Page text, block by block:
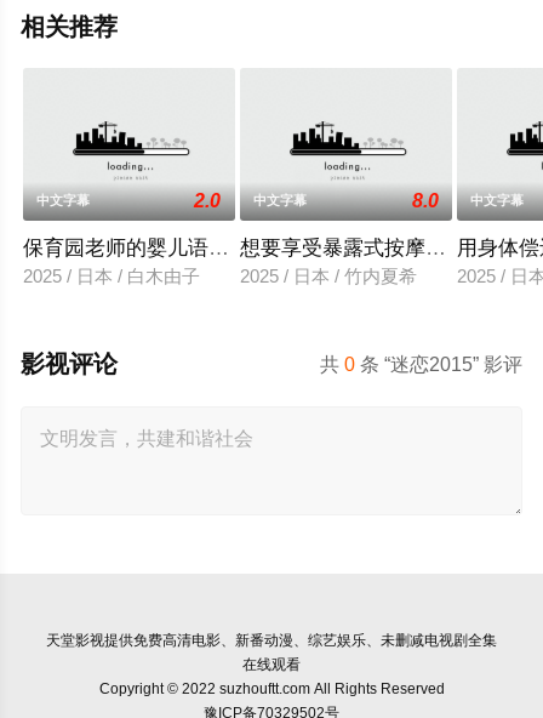
相关推荐
中文字幕 2.0
保育园老师的婴儿语让人超兴奋
2025 / 日本 / 白木由子
中文字幕 8.0
想要享受暴露式按摩的已婚女子
2025 / 日本 / 竹内夏希
中文字幕
用身体
2025 / 日
共0 条 “迷恋2015” 影评
影视评论
天堂影视提供免费高清电影、新番动漫、综艺娱乐、未删减电视剧全集
在线观看
Copyright © 2022 suzhouftt.com All Rights Reserved
豫ICP备70329502号